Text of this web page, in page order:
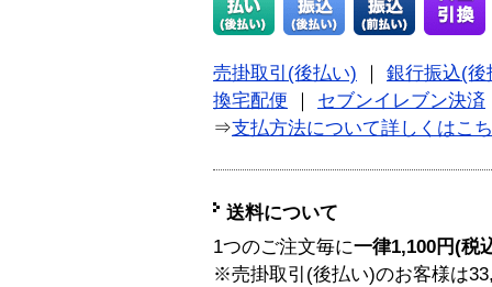
売掛取引(後払い)
銀行振込(後
換宅配便
セブンイレブン決済
⇒支払方法について詳しくはこ
送料について
1つのご注文毎に一律1,100円(税
※売掛取引(後払い)のお客様は